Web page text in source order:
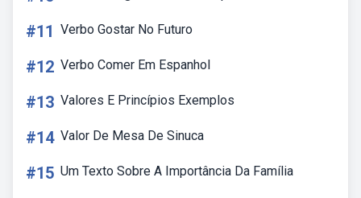
#11 Verbo Gostar No Futuro
#12 Verbo Comer Em Espanhol
#13 Valores E Princípios Exemplos
#14 Valor De Mesa De Sinuca
#15 Um Texto Sobre A Importância Da Família